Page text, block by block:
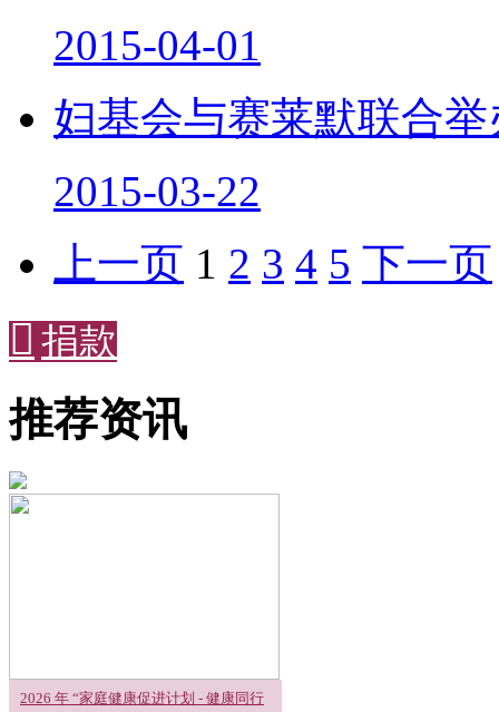
2015-04-01
妇基会与赛莱默联合
2015-03-22
上一页 1 2 3 4 5 下一页
 捐款
推荐资讯
2026 年 “家庭健康促进计划 - 健康同行